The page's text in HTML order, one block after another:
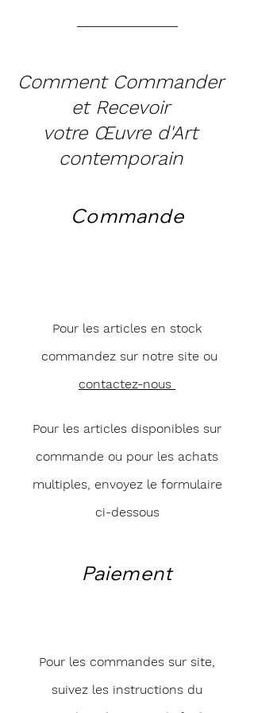
Comment Commander
et Recevoir
votre Œuvre d'Art
contemporain
Commande
Pour les articles en stock
commandez sur notre site ou
contactez-nous
Pour les articles disponibles sur
commande ou pour les achats
multiples, envoyez le formulaire
ci-dessous
Paiement
Pour les commandes sur site,
suivez les instructions du